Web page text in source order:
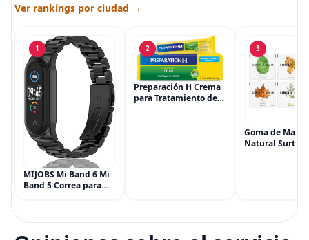
Ver rankings por ciudad →
1
MIJOBS Mi Band 6 Mi
Band 5 Correa para
2
Preparación H Crema
para Tratamiento de
3
Goma de
Natural